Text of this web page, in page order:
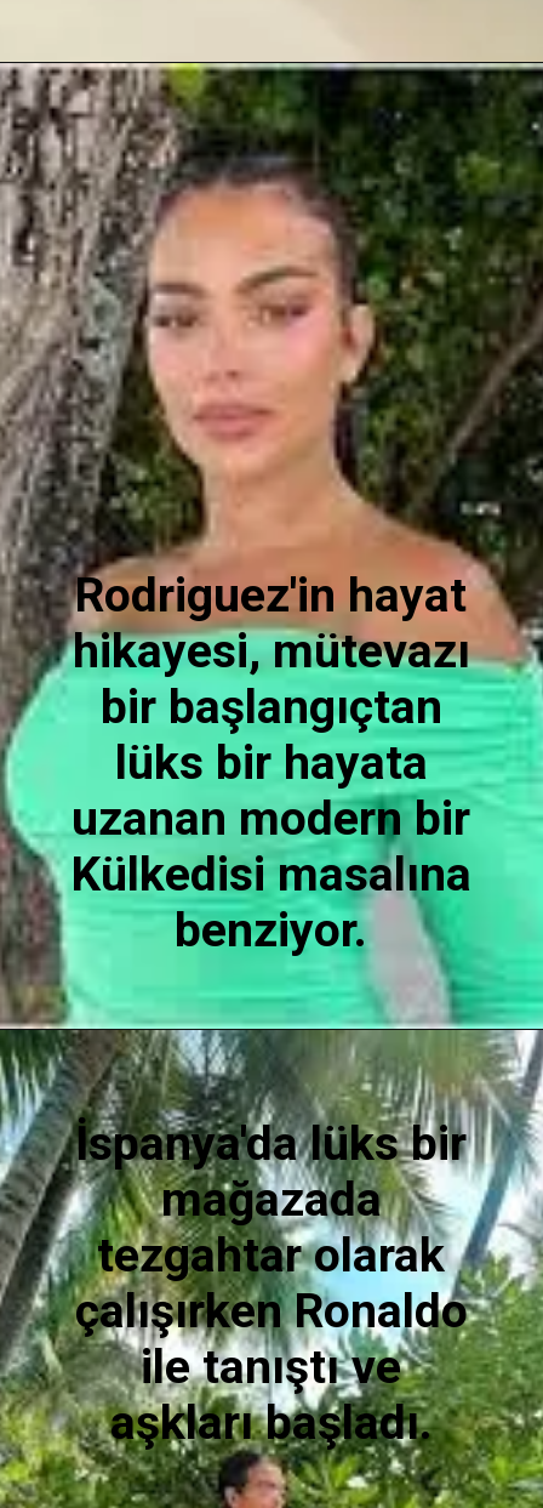
Rodriguez'in hayat
hikayesi, mütevazı
bir başlangıçtan
lüks bir hayata
uzanan modern bir
Külkedisi masalına
benziyor.
İspanya'da lüks bir
mağazada
tezgahtar olarak
çalışırken Ronaldo
ile tanıştı ve
aşkları başladı.